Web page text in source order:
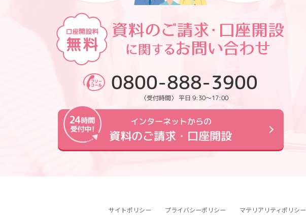
0800-888-3900
〈受付時間〉 平日 9:30～17:00
インターネットからの
資料のご請求・口座開設
サイトポリシー プライバシーポリシー マテリアリティポリシー